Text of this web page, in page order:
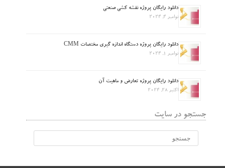
دانلود رایگان پروژه نقشه کشی صنعتی
نوامبر 4, 2024
دانلود رایگان پروژه دستگاه اندازه گیری مختصات CMM
نوامبر 1, 2024
دانلود رایگان پروژه تعارض و ماهیت آن
اکتبر 28, 2024
جستجو در سایت